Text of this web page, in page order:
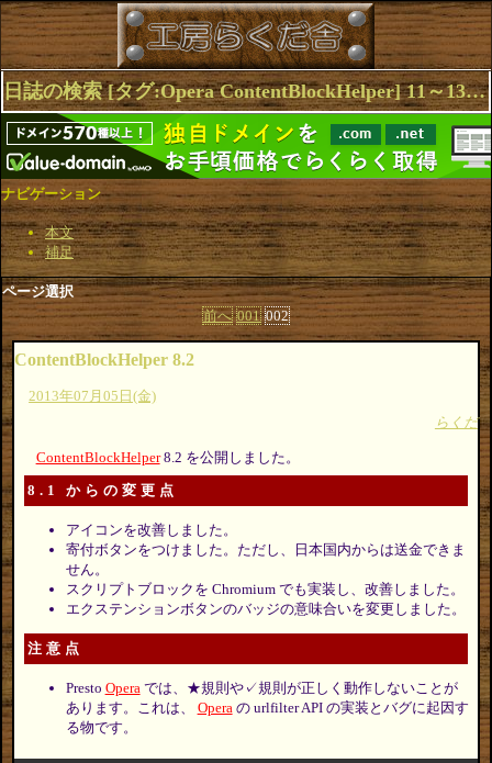
日誌の検索 [タグ:Opera ContentBlockHelper] 11～13(13件中)
ナビゲーション
本文
補足
ページ選択
前へ 001 002
ContentBlockHelper 8.2
2013年07月05日(金)
らくだ
ContentBlockHelper8.2 を公開しました。
8.1 からの変更点
アイコンを改善しました。
寄付ボタンをつけました。ただし、日本国内からは送金できま
せん。
スクリプトブロックを Chromium でも実装し、改善しました。
エクステンションボタンのバッジの意味合いを変更しました。
注意点
Presto Opera では、★規則や✓規則が正しく動作しないことが
あります。これは、 Opera の urlfilter API の実装とバグに起因す
る物です。